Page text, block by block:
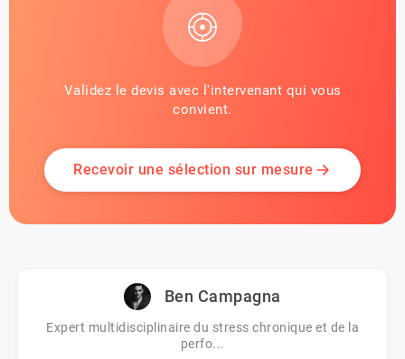
Validez le devis avec l'intervenant qui vous
convient.
Recevoir une sélection sur mesure
Ben Campagna
Expert multidisciplinaire du stress chronique et de la
perfo...